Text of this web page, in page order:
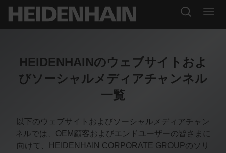
HEIDENHAINのウェブサイトおよ
びソーシャルメディアチャンネル
一覧
以下のウェブサイトおよびソーシャルメディアチャン
ネルでは、OEM顧客およびエンドユーザーの皆さまに
向けて、HEIDENHAIN CORPORATE GROUPのソリ